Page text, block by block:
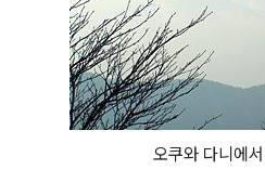
오쿠와 다니에